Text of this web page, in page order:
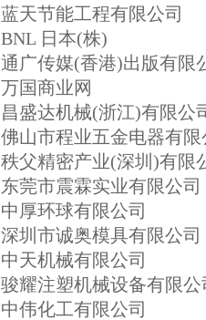
蓝天节能工程有限公司
BNL 日本(株)
通广传媒(香港)出版有限
万国商业网
昌盛达机械(浙江)有限公
佛山市程业五金电器有限
秩父精密产业(深圳)有限
东莞市震霖实业有限公司
中厚环球有限公司
深圳市诚奥模具有限公司
中天机械有限公司
骏耀注塑机械设备有限公
中伟化工有限公司